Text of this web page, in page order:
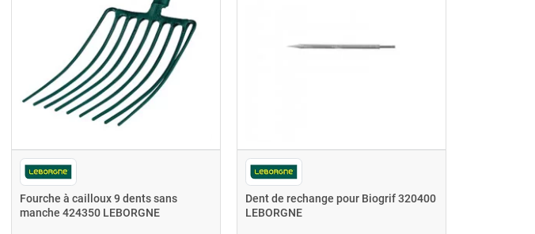
Fourche à cailloux 9 dents sans
manche 424350 LEBORGNE
Dent de rechange pour Biogrif 320400
LEBORGNE